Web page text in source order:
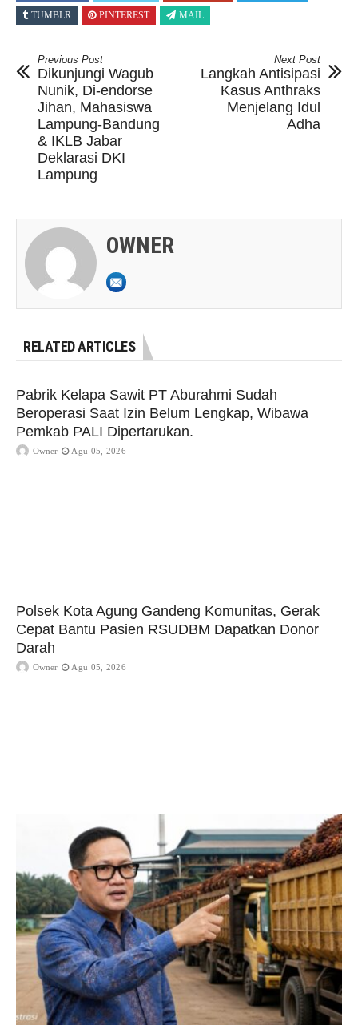
TUMBLR PINTEREST MAIL
Previous Post
Dikunjungi Wagub
Nunik, Di-endorse
Jihan, Mahasiswa
Lampung-Bandung
& IKLB Jabar
Deklarasi DKI
Lampung
Next Post
Langkah Antisipasi
Kasus Anthraks
Menjelang Idul
Adha
OWNER
RELATED ARTICLES
Pabrik Kelapa Sawit PT Aburahmi Sudah
Beroperasi Saat Izin Belum Lengkap, Wibawa
Pemkab PALI Dipertarukan.
Owner Agu 05, 2026
Polsek Kota Agung Gandeng Komunitas, Gerak
Cepat Bantu Pasien RSUDBM Dapatkan Donor
Darah
Owner Agu 05, 2026